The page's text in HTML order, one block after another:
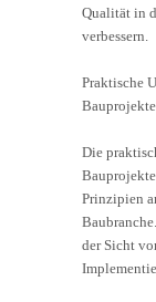
Qualität in
verbessern.
Praktische
Die
Prinzipien
der Sicht